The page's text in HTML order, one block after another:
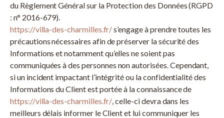
du Règlement Général sur la Protection des Données (RGPD
: n° 2016-679).
https://villa-des-charmilles.fr/s’engage à prendre toutes les
précautions nécessaires afin de préserver la sécurité des
Informations et notamment qu’elles ne soient pas
communiquées à des personnes non autorisées. Cependant,
si un incident impactant l’intégrité ou la confidentialité des
Informations du Client est portée à la connaissance de
https://villa-des-charmilles.fr/ , celle-ci devra dans les
meilleurs délais informer le Client et lui communiquer les